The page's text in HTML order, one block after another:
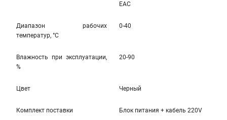
EAC
Диапазон рабочих
температур, °С
0-40
Влажность при эксплуатации,
%
20-90
Цвет Черный
Комплект поставки Блок питания + кабель 220V